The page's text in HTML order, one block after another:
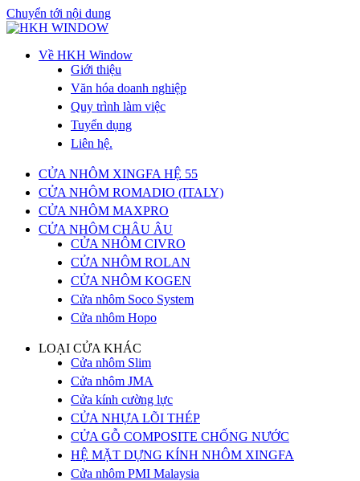
Chuyển tới nội dung
Về HKH Window
Giới thiệu
Văn hóa doanh nghiệp
Quy trình làm việc
Tuyển dụng
Liên hệ.
CỬA NHÔM XINGFA HỆ 55
CỬA NHÔM ROMADIO (ITALY)
CỬA NHÔM MAXPRO
CỬA NHÔM CHÂU ÂU
CỬA NHÔM CIVRO
CỬA NHÔM ROLAN
CỬA NHÔM KOGEN
Cửa nhôm Soco System
Cửa nhôm Hopo
LOẠI CỬA KHÁC
Cửa nhôm Slim
Cửa nhôm JMA
Cửa kính cường lực
CỬA NHỰA LÕI THÉP
CỬA GỖ COMPOSITE CHỐNG NƯỚC
HỆ MẶT DỰNG KÍNH NHÔM XINGFA
Cửa nhôm PMI Malaysia